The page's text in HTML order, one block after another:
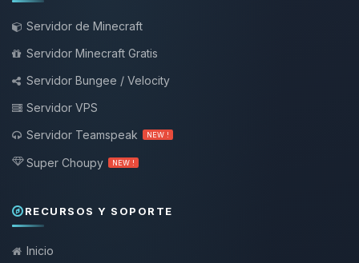
Servidor de Minecraft
Servidor Minecraft Gratis
Servidor Bungee / Velocity
Servidor VPS
Servidor Teamspeak
NEW !
Super Choupy NEW !
RECURSOS Y SOPORTE
Inicio